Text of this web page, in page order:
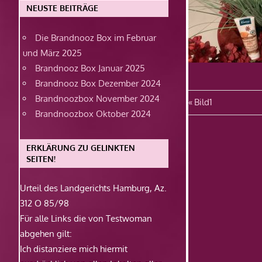
Vorheriger
Beitrag:
Bild1
NEUSTE BEITRÄGE
Die Brandnooz Box im Februar
und März 2025
Brandnooz Box Januar 2025
Brandnooz Box Dezember 2024
Brandnoozbox November 2024
Brandnoozbox Oktober 2024
ERKLÄRUNG ZU GELINKTEN
SEITEN!
Urteil des Landgerichts Hamburg, Az.
312 O 85/98
Für alle Links die von Testwoman
abgehen gilt:
Ich distanziere mich hiermit